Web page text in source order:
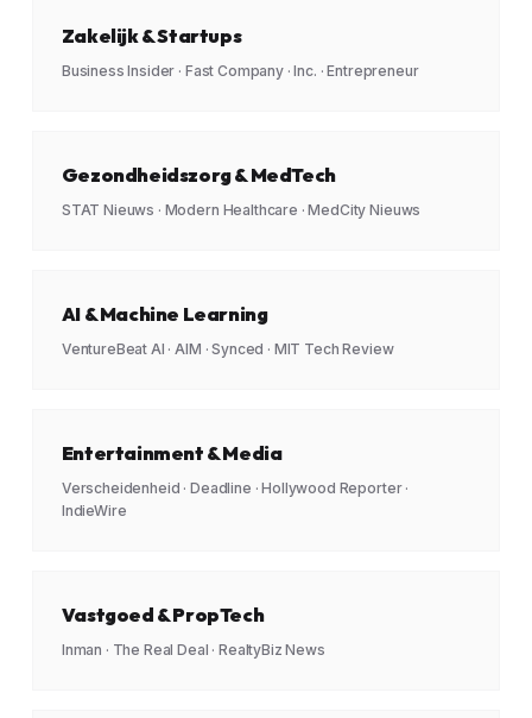
Zakelijk & Startups
Business Insider · Fast Company · Inc. · Entrepreneur
Gezondheidszorg & MedTech
STAT Nieuws · Modern Healthcare · MedCity Nieuws
AI & Machine Learning
VentureBeat AI · AIM · Synced · MIT Tech Review
Entertainment & Media
Verscheidenheid · Deadline · Hollywood Reporter ·
IndieWire
Vastgoed & PropTech
Inman · The Real Deal · RealtyBiz News